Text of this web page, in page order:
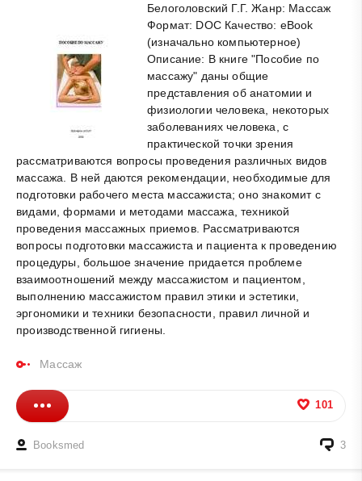
Белоголовский Г.Г. Жанр: Массаж
Формат: DOC Качество: eBook
(изначально компьютерное)
Описание: В книге "Пособие по
массажу" даны общие
представления об анатомии и
физиологии человека, некоторых
заболеваниях человека, с
практической точки зрения
рассматриваются вопросы проведения различных видов
массажа. В ней даются рекомендации, необходимые для
подготовки рабочего места массажиста; оно знакомит с
видами, формами и методами массажа, техникой
проведения массажных приемов. Рассматриваются
вопросы подготовки массажиста и пациента к проведению
процедуры, большое значение придается проблеме
взаимоотношений между массажистом и пациентом,
выполнению массажистом правил этики и эстетики,
эргономики и техники безопасности, правил личной и
производственной гигиены.
Массаж
101
Booksmed 3